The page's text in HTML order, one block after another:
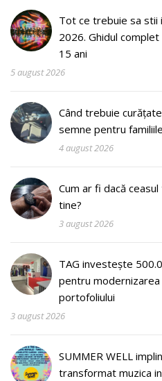
Tot ce trebuie sa stii
2026. Ghidul
15 ani
5 august 2026
Când trebuie
semne pentru
4 august 2026
Cum ar fi dacă
tine?
3 august 2026
TAG investește
pentru
portofoliului
3 august 2026
SUMMER WELL
transformat muzica